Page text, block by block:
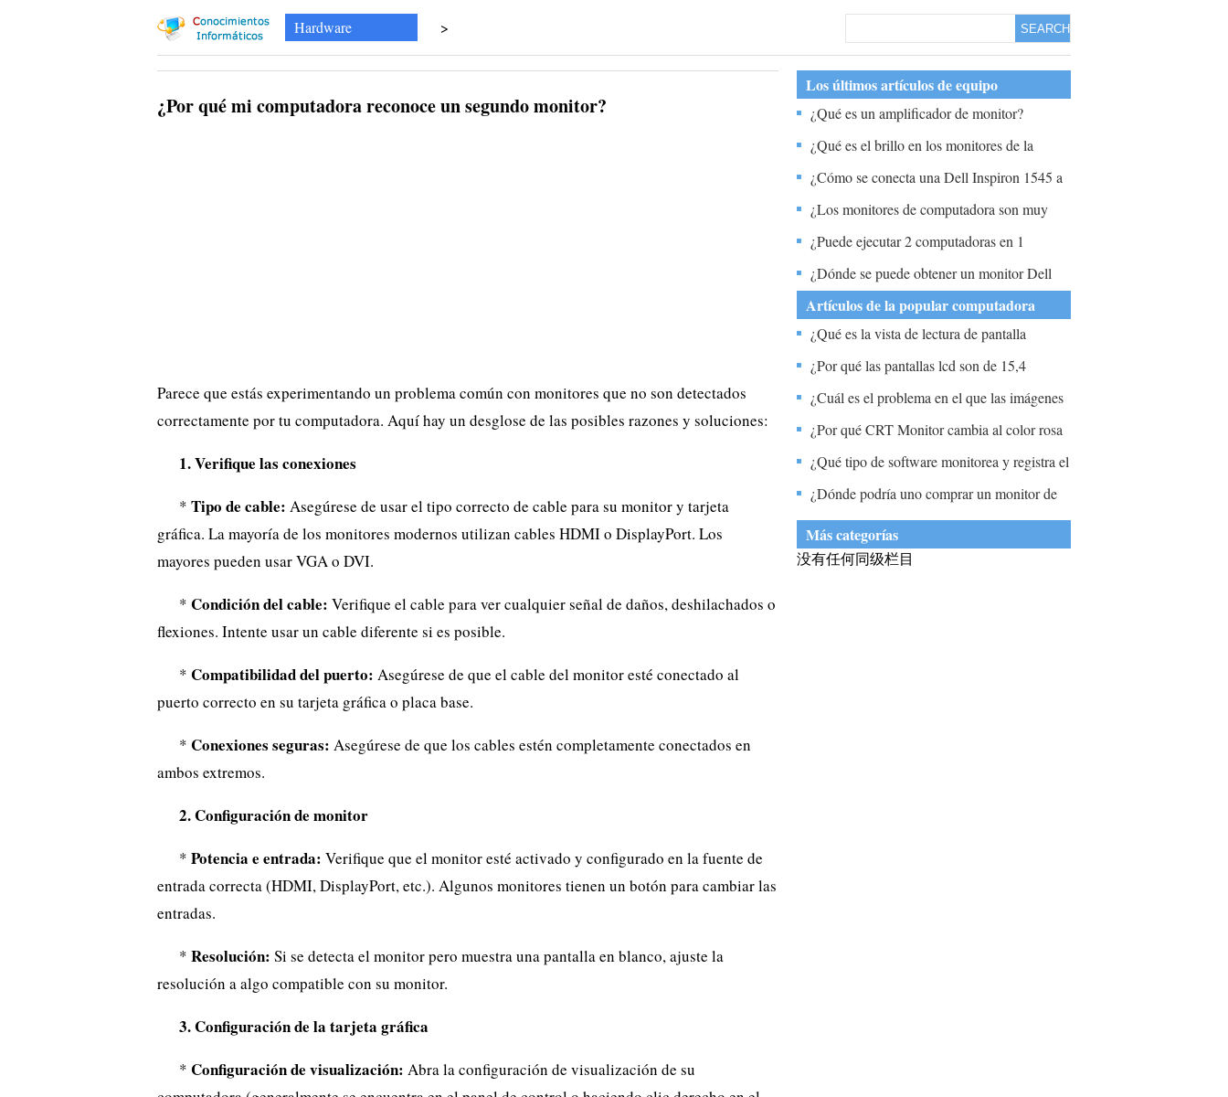
Hardware > SEARCH
¿Por qué mi computadora reconoce un segundo monitor?
Parece que estás experimentando un problema común con monitores que no son detectados
correctamente por tu computadora. Aquí hay un desglose de las posibles razones y soluciones:
1. Verifique las conexiones
* Tipo de cable: Asegúrese de usar el tipo correcto de cable para su monitor y tarjeta
gráfica. La mayoría de los monitores modernos utilizan cables HDMI o DisplayPort. Los
mayores pueden usar VGA o DVI.
* Condición del cable: Verifique el cable para ver cualquier señal de daños, deshilachados o
flexiones. Intente usar un cable diferente si es posible.
* Compatibilidad del puerto: Asegúrese de que el cable del monitor esté conectado al
puerto correcto en su tarjeta gráfica o placa base.
* Conexiones seguras: Asegúrese de que los cables estén completamente conectados en
ambos extremos.
2. Configuración de monitor
* Potencia e entrada: Verifique que el monitor esté activado y configurado en la fuente de
entrada correcta (HDMI, DisplayPort, etc.). Algunos monitores tienen un botón para cambiar las
entradas.
* Resolución: Si se detecta el monitor pero muestra una pantalla en blanco, ajuste la
resolución a algo compatible con su monitor.
3. Configuración de la tarjeta gráfica
* Configuración de visualización: Abra la configuración de visualización de su
Los últimos artículos de equipo
¿Qué es un amplificador de monitor?
¿Qué es el brillo en los monitores de la
computadora?
¿Cómo se conecta una Dell Inspiron 1545 a
un HDTV LCD de Panasonic?
¿Los monitores de computadora son muy
confiables para representar los colores de una
fotografía?
¿Puede ejecutar 2 computadoras en 1
monitor usando DVI para uno y analógico el
otro?
¿Dónde se puede obtener un monitor Dell
LCD?
Artículos de la popular computadora
¿Qué es la vista de lectura de pantalla
completa?
¿Por qué las pantallas lcd son de 15,4
pulgadas?
¿Cuál es el problema en el que las imágenes
podrían grabarse permanentemente en una
pantalla de monitores?
¿Por qué CRT Monitor cambia al color rosa
de luz?
¿Qué tipo de software monitorea y registra el
tráfico de paquetes para un análisis posterior?
¿Dónde podría uno comprar un monitor de
etapa?
Más categorías
没有任何同级栏目